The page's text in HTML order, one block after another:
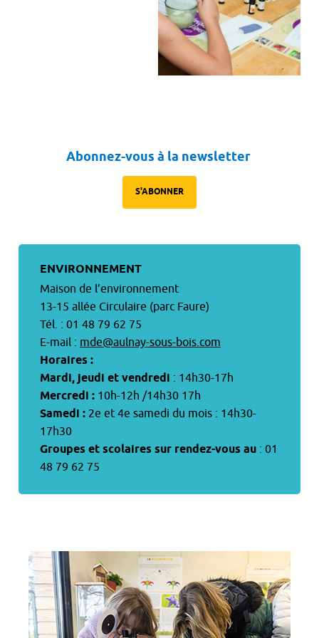
Abonnez-vous à la newsletter
S'ABONNER
ENVIRONNEMENT
Maison de l’environnement
13-15 allée Circulaire (parc Faure)
Tél. : 01 48 79 62 75
E-mail : mde@aulnay-sous-bois.com
Horaires :
Mardi, jeudi et vendredi : 14h30-17h
Mercredi : 10h-12h /14h30 17h
Samedi : 2e et 4e samedi du mois : 14h30-
17h30
Groupes et scolaires sur rendez-vous au : 01
48 79 62 75